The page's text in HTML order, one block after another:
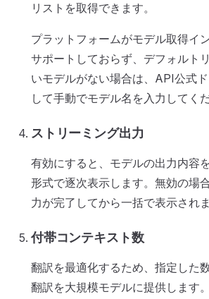
リストを取得できます。
プラットフォームがモデル取得イ
サポートしておらず、デフォルト
いモデルがない場合は、API公式
して手動でモデル名を入力してくだ
ストリーミング出力
有効にすると、モデルの出力内容
形式で逐次表示します。無効の場
力が完了してから一括で表示されま
付帯コンテキスト数
翻訳を最適化するため、指定した
翻訳を大規模モデルに提供します